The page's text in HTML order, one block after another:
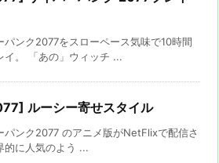
パンク2077をスローペース気味で10時間
イ。 「あの」ウィッチ ...
ルーシー寄せスタイル
パンク2077 のアニメ版がNetFlixで配信さ
的に人気のよう ...